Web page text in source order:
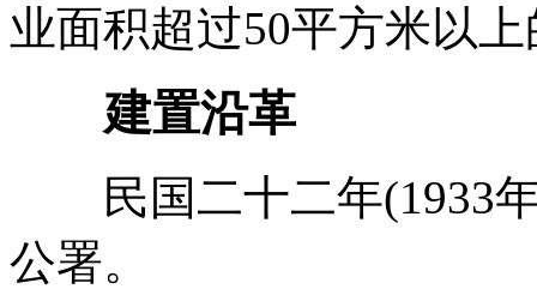
业面积超过50平方米以
建置沿革
民国二十二年(1933年
公署。